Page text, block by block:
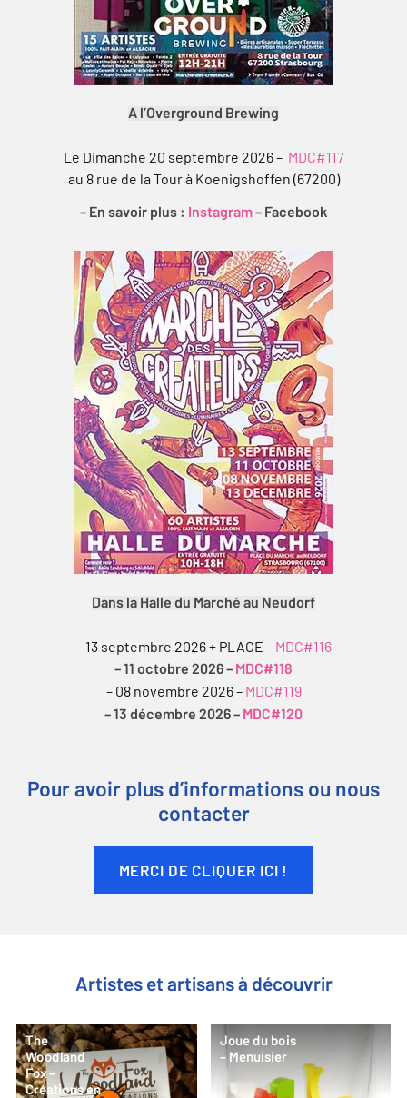
A l’Overground Brewing
Le Dimanche 20 septembre 2026 – MDC#117
au 8 rue de la Tour à Koenigshoffen (67200)
– En savoir plus : Instagram– Facebook
Dans la Halle du Marché au Neudorf
– 13 septembre 2026 + PLACE – MDC#116
– 11 octobre 2026 – MDC#118
– 08 novembre 2026 – MDC#119
– 13 décembre 2026 – MDC#120
Pour avoir plus d’informations ou nous
contacter
MERCI DE CLIQUER ICI !
Artistes et artisans à découvrir
The
Woodland
Fox –
Créations en
Joue du bois
– Menuisier